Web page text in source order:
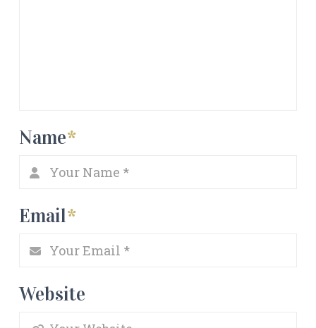
Name*
Email*
Website